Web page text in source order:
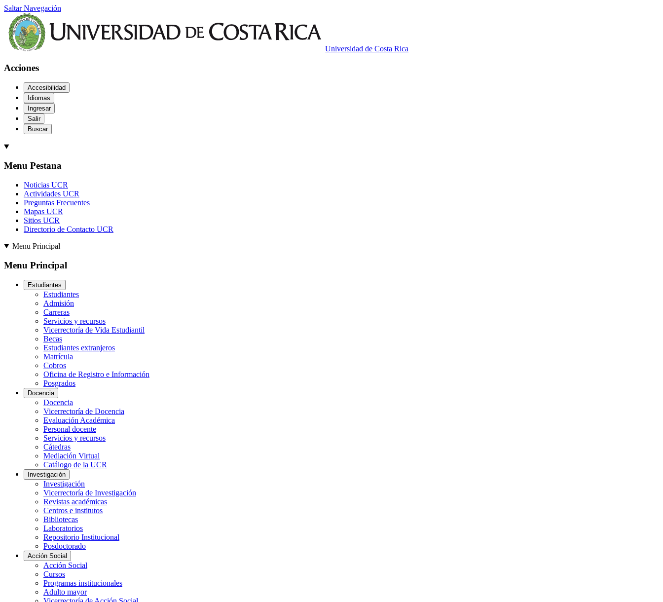
Saltar Navegación
Universidad de Costa Rica
Acciones
Accesibilidad
Idiomas
Ingresar
Salir
Buscar
Menu Pestana
Noticias UCR
Actividades UCR
Preguntas Frecuentes
Mapas UCR
Sitios UCR
Directorio de Contacto UCR
Menu Principal
Menu Principal
Estudiantes
Estudiantes
Admisión
Carreras
Servicios y recursos
Vicerrectoría de Vida Estudiantil
Becas
Estudiantes extranjeros
Matrícula
Cobros
Oficina de Registro e Información
Posgrados
Docencia
Docencia
Vicerrectoría de Docencia
Evaluación Académica
Personal docente
Servicios y recursos
Cátedras
Mediación Virtual
Catálogo de la UCR
Investigación
Investigación
Vicerrectoría de Investigación
Revistas académicas
Centros e institutos
Bibliotecas
Laboratorios
Repositorio Institucional
Posdoctorado
Acción Social
Acción Social
Cursos
Programas institucionales
Adulto mayor